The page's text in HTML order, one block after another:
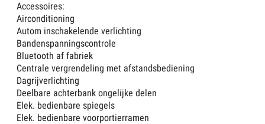
Accessoires:
Airconditioning
Autom inschakelende verlichting
Bandenspanningscontrole
Bluetooth af fabriek
Centrale vergrendeling met afstandsbediening
Dagrijverlichting
Deelbare achterbank ongelijke delen
Elek. bedienbare spiegels
Elek. bedienbare voorportierramen